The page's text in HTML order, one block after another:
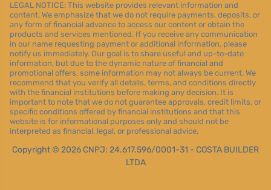
LEGAL NOTICE: This website provides relevant information and
content. We emphasize that we do not require payments, deposits, or
any form of financial advance to access our content or obtain the
products and services mentioned. If you receive any communication
in our name requesting payment or additional information, please
notify us immediately. Our goal is to share useful and up-to-date
information, but due to the dynamic nature of financial and
promotional offers, some information may not always be current. We
recommend that you verify all details, terms, and conditions directly
with the financial institutions before making any decision. It is
important to note that we do not guarantee approvals, credit limits, or
specific conditions offered by financial institutions and that this
website is for informational purposes only and should not be
interpreted as financial, legal, or professional advice.
Copyright © 2026 CNPJ: 24.617.596/0001-31 - COSTA BUILDER
LTDA